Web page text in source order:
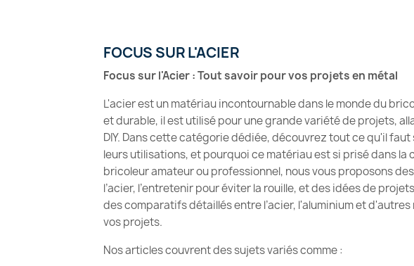
FOCUS SUR L'ACIER
Focus sur l'Acier : Tout savoir pour vos projets en métal
L'acier est un matériau incontournable dans le monde du
et durable, il est utilisé pour une grande variété de projets,
DIY. Dans cette catégorie dédiée, découvrez tout ce qu'il
leurs utilisations, et pourquoi ce matériau est si prisé dans
bricoleur amateur ou professionnel, nous vous proposons
l’acier, l’entretenir pour éviter la rouille, et des idées de
des comparatifs détaillés entre l’acier, l'aluminium et
vos projets.
Nos articles couvrent des sujets variés comme :